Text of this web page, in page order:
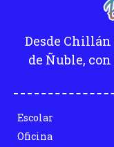
Desde
de Ñuble,
Escolar
Oficina